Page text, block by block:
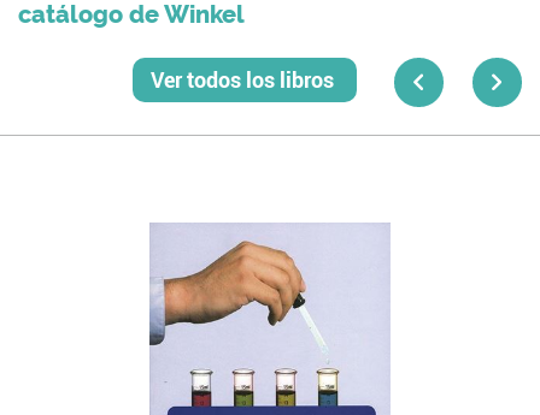
catálogo de Winkel
Ver todos los libros